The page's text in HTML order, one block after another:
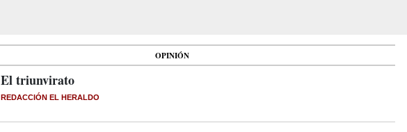
OPINIÓN
El triunvirato
REDACCIÓN EL HERALDO